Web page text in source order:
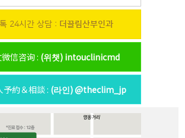
24시간 상담 : 더끌림산부인과
信咨询 : (위챗) intouclinicmd
予約＆相談 : (라인) @theclim_jp